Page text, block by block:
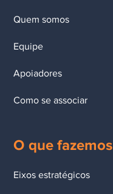
Quem somos
Equipe
Apoiadores
Como se associar
O que fazemos
Eixos estratégicos